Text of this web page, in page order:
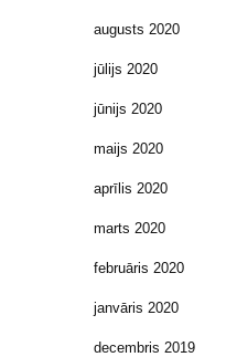
augusts 2020
jūlijs 2020
jūnijs 2020
maijs 2020
aprīlis 2020
marts 2020
februāris 2020
janvāris 2020
decembris 2019